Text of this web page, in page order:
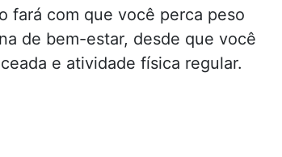
fará com que você perca peso
de bem-estar, desde que você
e atividade física regular.